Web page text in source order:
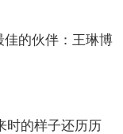
的伙伴：王琳博
时的样子还历历